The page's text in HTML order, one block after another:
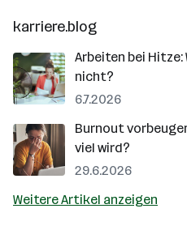
karriere.blog
Arbeiten bei
nicht?
6.7.2026
Burnout
viel wird?
29.6.2026
Weitere Artikel anzeigen